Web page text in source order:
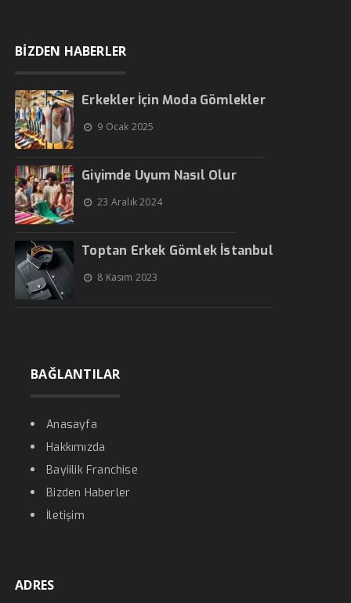
BİZDEN HABERLER
Erkekler İçin Moda Gömlekler
9 Ocak 2025
Giyimde Uyum Nasıl Olur
23 Aralık 2024
Toptan Erkek Gömlek İstanbul
8 Kasım 2023
BAĞLANTILAR
Anasayfa
Hakkımızda
Bayiilik Franchise
Bizden Haberler
İletişim
ADRES